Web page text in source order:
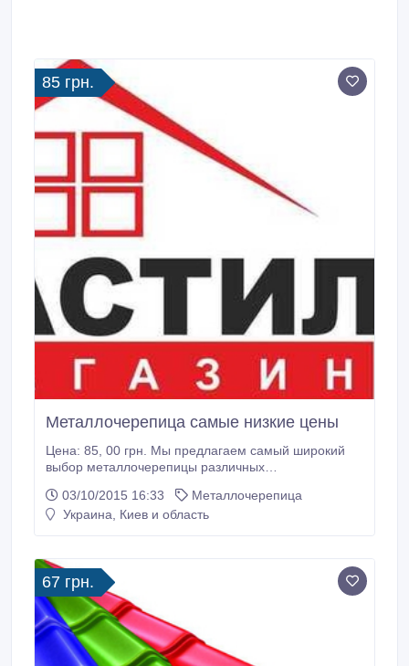
85 грн.
Металлочерепица самые низкие цены
Цена: 85, 00 грн. Мы предлагаем самый широкий
выбор металлочерепицы различных
материалов от "Профнастил" удовлетворит даже
самого требовательного клиента. Скорость
относимся к нашим клиентам, делаем все
возможное, чтобы они остались довольны и
качеством, и скоростью исполнения заказа.
03/10/2015 16:33
Металлочерепица
Украина, Киев и область
67 грн.